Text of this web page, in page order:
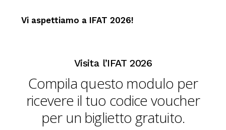
Vi aspettiamo a IFAT 2026!
Visita l’IFAT 2026
Compila questo modulo per
ricevere il tuo codice voucher
per un biglietto gratuito.